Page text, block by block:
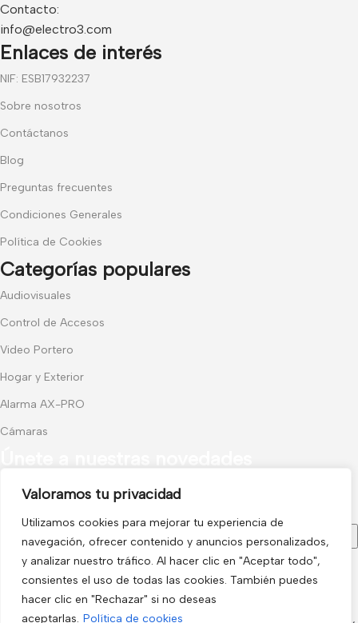
Valoramos tu privacidad
Utilizamos cookies para mejorar tu experiencia de
navegación, ofrecer contenido y anuncios personalizados,
y analizar nuestro tráfico. Al hacer clic en "Aceptar todo",
consientes el uso de todas las cookies. También puedes
hacer clic en "Rechazar" si no deseas
aceptarlas. Política de cookies
Contacto:
info@electro3.com
Enlaces de interés
NIF: ESB17932237
Sobre nosotros
Contáctanos
Blog
Preguntas frecuentes
Condiciones Generales
Política de Cookies
Categorías populares
Audiovisuales
Control de Accesos
Video Portero
Hogar y Exterior
Alarma AX-PRO
Cámaras
Recibe las últimas novedades y promociones.
Usado de acuerdo con nuestra Política de privacidad
electro3 ©